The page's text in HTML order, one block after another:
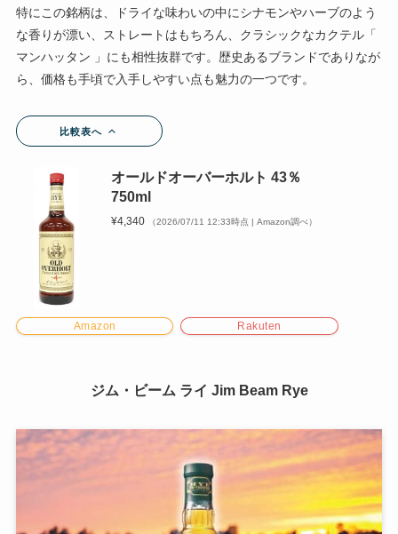
特にこの銘柄は、ドライな味わいの中にシナモンやハーブのよう
な香りが漂い、ストレートはもちろん、クラシックなカクテル「
マンハッタン 」にも相性抜群です。歴史あるブランドでありなが
ら、価格も手頃で入手しやすい点も魅力の一つです。
比較表へ
オールドオーバーホルト 43％
750ml
¥4,340 （2026/07/11 12:33時点 | Amazon調べ）
Amazon Rakuten
ジム・ビーム ライ Jim Beam Rye